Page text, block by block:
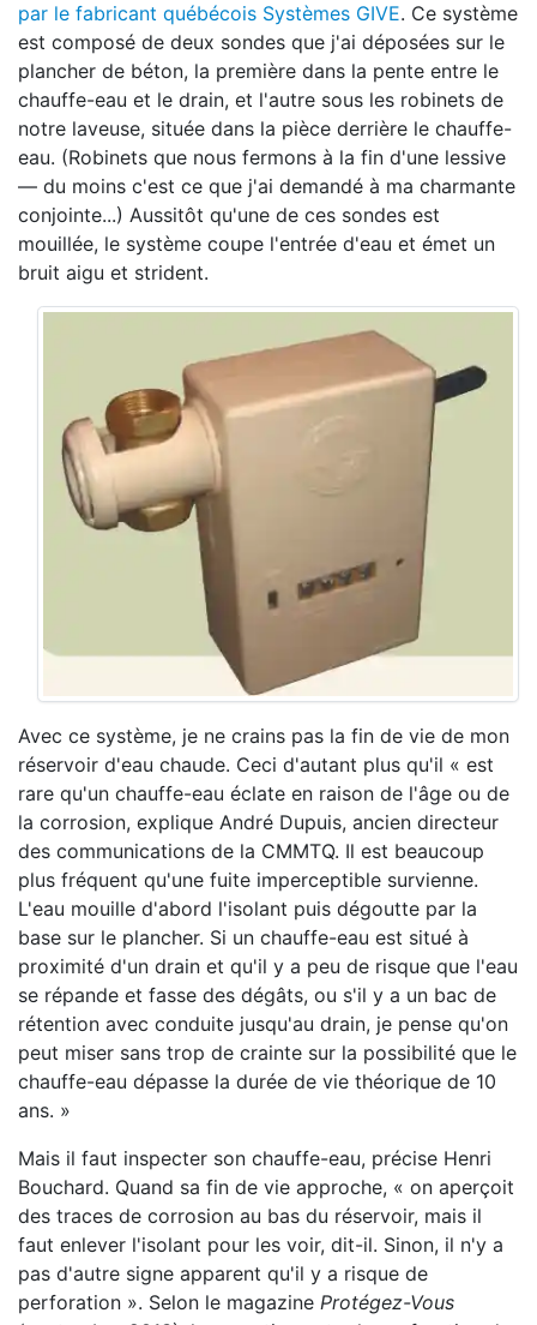
par le fabricant québécois Systèmes GIVE. Ce système
est composé de deux sondes que j'ai déposées sur le
plancher de béton, la première dans la pente entre le
chauffe-eau et le drain, et l'autre sous les robinets de
notre laveuse, située dans la pièce derrière le chauffe-
eau. (Robinets que nous fermons à la fin d'une lessive
— du moins c'est ce que j'ai demandé à ma charmante
conjointe...) Aussitôt qu'une de ces sondes est
mouillée, le système coupe l'entrée d'eau et émet un
bruit aigu et strident.
Avec ce système, je ne crains pas la fin de vie de mon
réservoir d'eau chaude. Ceci d'autant plus qu'il « est
rare qu'un chauffe-eau éclate en raison de l'âge ou de
la corrosion, explique André Dupuis, ancien directeur
des communications de la CMMTQ. Il est beaucoup
plus fréquent qu'une fuite imperceptible survienne.
L'eau mouille d'abord l'isolant puis dégoutte par la
base sur le plancher. Si un chauffe-eau est situé à
proximité d'un drain et qu'il y a peu de risque que l'eau
se répande et fasse des dégâts, ou s'il y a un bac de
rétention avec conduite jusqu'au drain, je pense qu'on
peut miser sans trop de crainte sur la possibilité que le
chauffe-eau dépasse la durée de vie théorique de 10
ans. »
Mais il faut inspecter son chauffe-eau, précise Henri
Bouchard. Quand sa fin de vie approche, « on aperçoit
des traces de corrosion au bas du réservoir, mais il
faut enlever l'isolant pour les voir, dit-il. Sinon, il n'y a
pas d'autre signe apparent qu'il y a risque de
perforation ». Selon le magazine Protégez-Vous